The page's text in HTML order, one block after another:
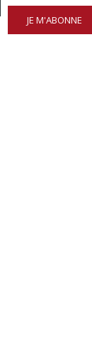
JE M'ABONNE